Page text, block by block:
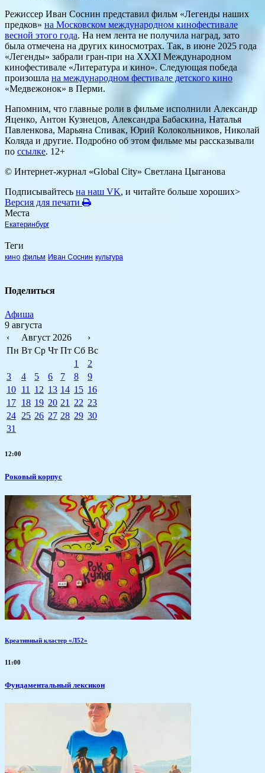
Режиссер Иван Соснин представил фильм «Легенды наших
предков» на Московском международном кинофестивале
весной этого года. На нем лента не получила наград, зато
была отмечена на других киносмотрах. Так, в июне 2025 года
«Легенды» забрали гран-при на XXXI Международном
кинофестивале «Литература и кино». Следующая победа
произошла на международном фестивале детского кино
«Медвежонок» в Перми.
Напомним, что главные роли в фильме исполнили Александр
Яценко, Антон Кузнецов, Александра Бабаскина, Наталья
Павленкова, Марьяна Спивак, Юрий Колокольников, Николай
Коляда и другие. Подробно об этом фильме мы рассказывали
по ссылке. 12+
© Интернет-журнал «Global City» Светлана Цыганова
Подписывайтесь на наш VK, и читайте больше хороших>
Версия для печати
Места
Екатеринбург
Теги
кино фильм Иван Соснин культура
Поделиться
Афиша
9 августа
‹
Август 2026
›
Пн Вт Ср Чт Пт Сб Вс
1
2
3
4 5 6 7 8
9
10 11 12 13 14 15 16
17 18 19 20 21 22 23
24 25 26 27 28 29 30
31
12:00
Роковый корпус
Креативный кластер «Л52»
11:00
Фундаментальный лексикон